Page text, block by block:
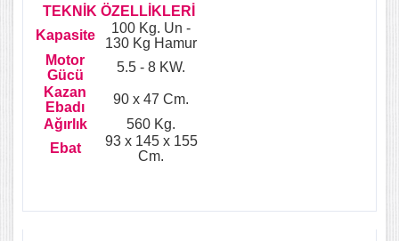
TEKNİK ÖZELLİKLERİ
Kapasite
100 Kg. Un -
130 Kg Hamur
Motor
Gücü
5.5 - 8 KW.
Kazan
Ebadı
90 x 47 Cm.
Ağırlık
560 Kg.
Ebat
93 x 145 x 155
Cm.